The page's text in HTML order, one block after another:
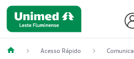
Acesso Rápido